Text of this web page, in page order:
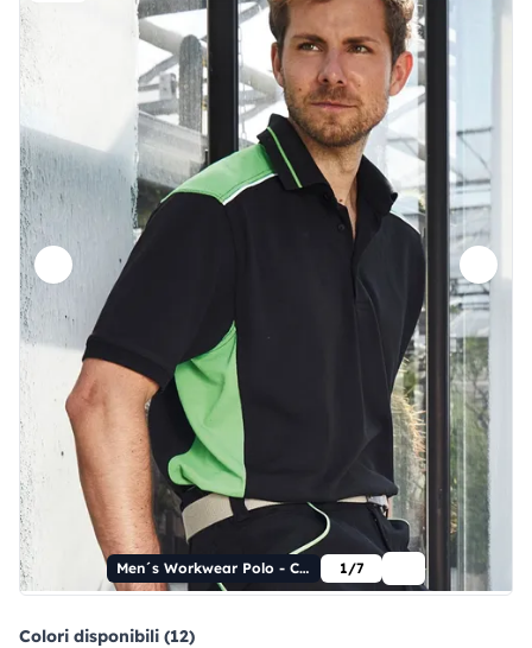
Men´s Workwear Polo - COLOR - 1/7
Colori disponibili (12)